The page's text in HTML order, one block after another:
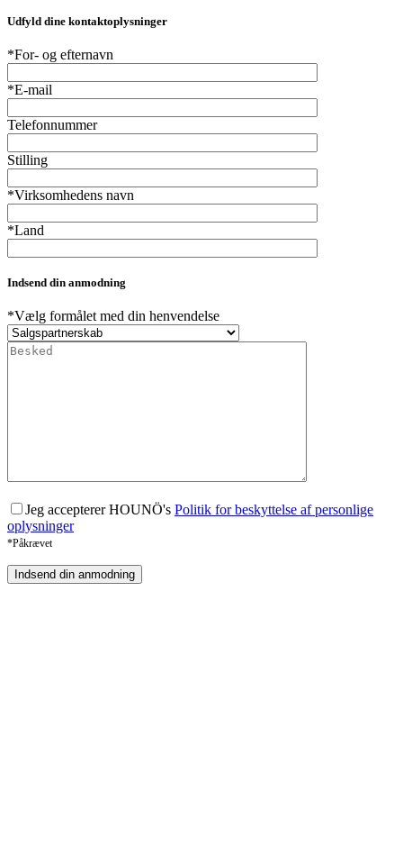
Udfyld dine kontaktoplysninger
*For- og efternavn
*E-mail
Telefonnummer
Stilling
*Virksomhedens navn
*Land
Indsend din anmodning
*Vælg formålet med din henvendelse
Jeg accepterer HOUNÖ's Politik for beskyttelse af personlige
oplysninger
*Påkrævet